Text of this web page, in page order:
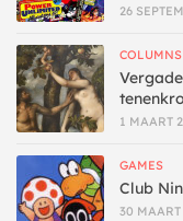
26
COLUMNS
1 MAART
GAMES
Club
30